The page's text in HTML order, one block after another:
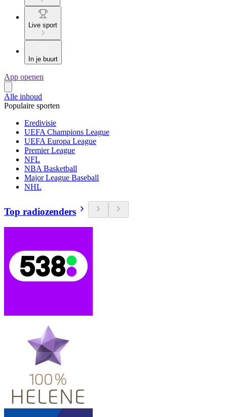
Live sport
In je buurt
App openen
Alle inhoud
Populaire sporten
Eredivisie
UEFA Champions League
UEFA Europa League
Premier League
NFL
NBA Basketball
Major League Baseball
NHL
Top radiozenders